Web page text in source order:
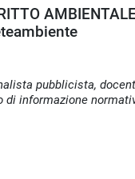
pubblicista,
informazione